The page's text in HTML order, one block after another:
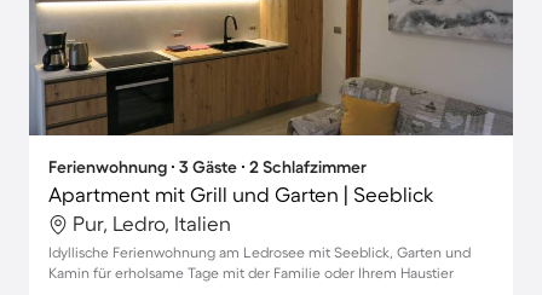
Ferienwohnung ∙ 3 Gäste ∙ 2 Schlafzimmer
Apartment mit Grill und Garten | Seeblick
Pur, Ledro, Italien
Idyllische Ferienwohnung am Ledrosee mit Seeblick, Garten und
Kamin für erholsame Tage mit der Familie oder Ihrem Haustier